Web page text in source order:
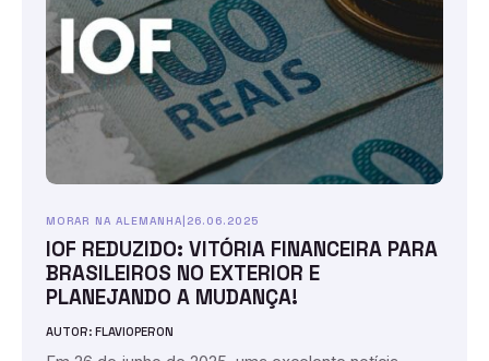
MORAR NA ALEMANHA| 26.06.2025
IOF REDUZIDO: VITÓRIA FINANCEIRA PARA
BRASILEIROS NO EXTERIOR E
PLANEJANDO A MUDANÇA!
AUTOR: FLAVIOPERON